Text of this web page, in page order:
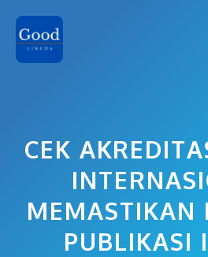
content
CEK
MEMASTIKAN
PUBLIKASI